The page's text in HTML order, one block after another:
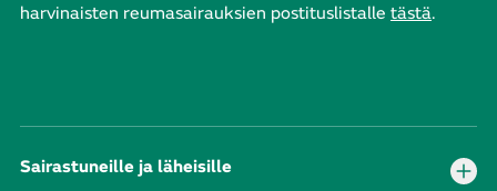
harvinaisten reumasairauksien postituslistalle tästä.
Sairastuneille ja läheisille